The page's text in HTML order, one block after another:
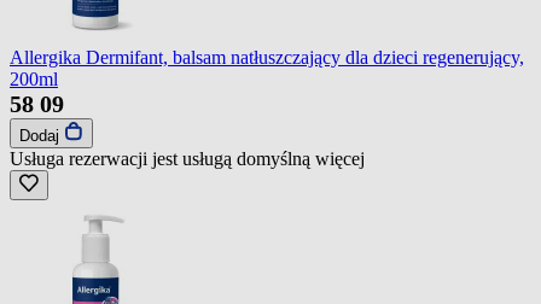
Allergika Dermifant, balsam natłuszczający dla dzieci regenerujący,
200ml
58 09
Dodaj
Usługa rezerwacji jest usługą domyślną więcej